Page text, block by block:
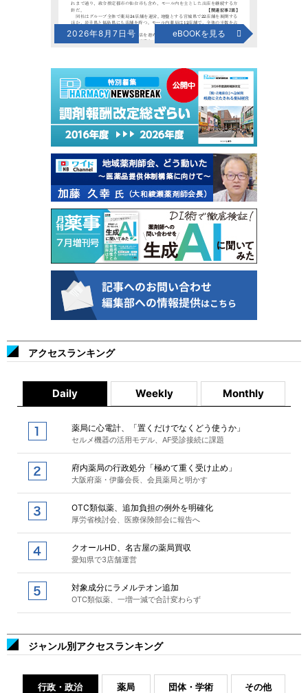
2026年8月7日号 eBOOKを見る
アクセスランキング
Daily Weekly Monthly
薬局に心電計、「置くだけでなくどう使うか」
セルメ機器の活用モデル、AF受診接続に課題
府内薬局の行政処分「極めて重く受け止め」
大阪府薬・伊藤会長、会員薬局と明かす
OTC類似薬、追加負担の例外を明確化
厚労省検討会、医療保険部会に報告へ
クオールHD、名古屋の薬局買収
愛知県で3店舗運営
対象成分にラメルテオン追加
OTC類似薬、一増一減で合計変わらず
ジャンル別アクセスランキング
行政・政治 薬局 団体・学術 その他